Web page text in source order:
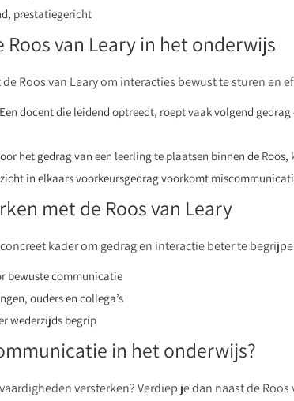
prestatiegericht
Roos van Leary in het onderwijs
Roos van Leary om interacties bewust te sturen en
Een docent die leidend optreedt, roept vaak volgend
het gedrag van een leerling te plaatsen binnen de
in elkaars voorkeursgedrag voorkomt
met de Roos van Leary
kader om gedrag en interactie beter te
bewuste communicatie
ouders en collega’s
wederzijds begrip
in het onderwijs?
versterken? Verdiep je dan naast de Roos